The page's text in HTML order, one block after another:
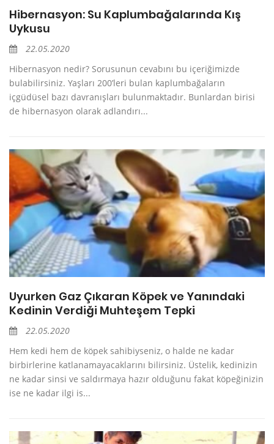
Hibernasyon: Su Kaplumbağalarında Kış
Uykusu
22.05.2020
Hibernasyon nedir? Sorusunun cevabını bu içeriğimizde
bulabilirsiniz. Yaşları 200’leri bulan kaplumbağaların
içgüdüsel bazı davranışları bulunmaktadır. Bunlardan birisi
de hibernasyon olarak adlandırı...
Uyurken Gaz Çıkaran Köpek ve Yanındaki
Kedinin Verdiği Muhteşem Tepki
22.05.2020
Hem kedi hem de köpek sahibiyseniz, o halde ne kadar
birbirlerine katlanamayacaklarını bilirsiniz. Üstelik, kedinizin
ne kadar sinsi ve saldırmaya hazır olduğunu fakat köpeğinizin
ise ne kadar ilgi is...